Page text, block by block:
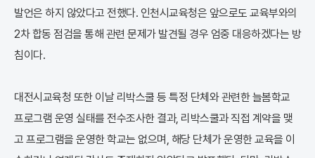
발언은 하지 않았다고 전했다. 인천시교육청은 앞으로도 교육부와의
2차 합동 점검을 통해 관련 문제가 발견될 경우 엄중 대응하겠다는 방
침이다.
대전시교육청 또한 이날 리박스쿨 등 특정 단체와 관련한 늘봄학교
프로그램 운영 실태를 전수조사한 결과, 리박스쿨과 직접 계약을 맺
고 프로그램을 운영한 학교는 없으며, 해당 단체가 운영한 교육을 이